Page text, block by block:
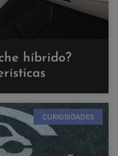
híbrido?
CURIOSIDADES